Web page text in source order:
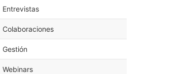
Entrevistas
Colaboraciones
Gestión
Webinars